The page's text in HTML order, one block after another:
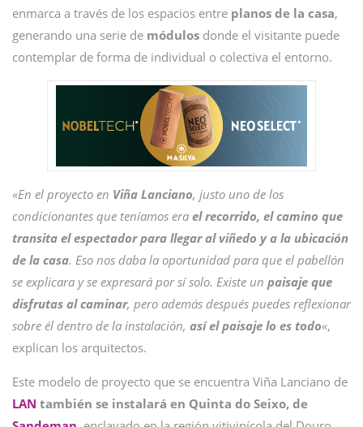
enmarca a través de los espacios entre planos de la casa,
generando una serie de módulos donde el visitante puede
contemplar de forma de individual o colectiva el entorno.
«En el proyecto en Viña Lanciano, justo uno de los
condicionantes que teníamos era el recorrido, el camino que
transita el espectador para llegar al viñedo y a la ubicación
de la casa. Eso nos daba la oportunidad para que el pabellón
se explicara y se expresará por sí solo. Existe un paisaje que
disfrutas al caminar, pero además después puedes reflexionar
sobre él dentro de la instalación, así el paisaje lo es todo«,
explican los arquitectos.
Este modelo de proyecto que se encuentra Viña Lanciano de
LAN también se instalará en Quinta do Seixo, de